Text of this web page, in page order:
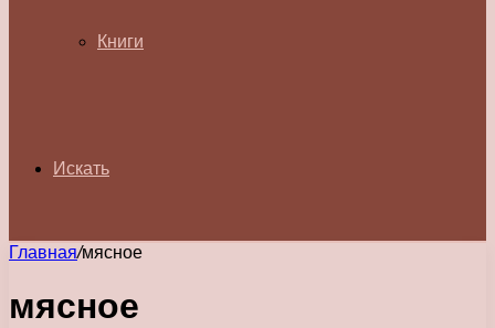
Книги
Искать
Главная/мясное
мясное